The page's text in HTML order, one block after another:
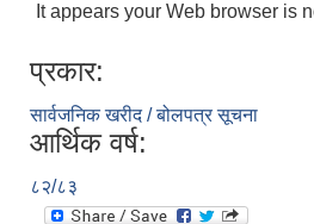
It appears your Web browser is
प्रकार:
सार्वजनिक खरीद / बोलपत्र सूचना
आर्थिक वर्ष:
८२/८३